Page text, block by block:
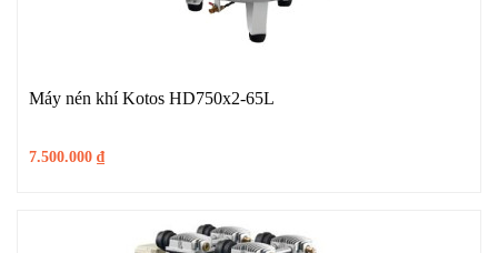
Máy nén khí Kotos HD750x2-65L
7.500.000 ₫